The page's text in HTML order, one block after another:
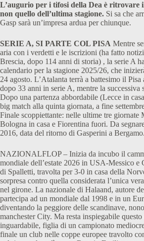
L’augurio per i tifosi della Dea è ritrovare
non quello dell’ultima stagione. Si sa che
Gasp sarà un’impresa ardua per chiunque.
SERIE A, SI PARTE COL PISA Mentre
aria con i verdetti e le iscrizioni (ha fatto
Brescia, dopo 114 anni di storia) , la serie A
calendario per la stagione 2025/26, che
24 agosto. L’Atalanta terrà a battesimo il
dopo 33 anni in serie A, mentre la successiva
Dopo una partenza abbordabile (Lecce in
big match alla quinta giornata, a fine
Finale scoppiettante: nelle ultime tre giornate
Bologna in casa e Fiorentina fuori. Da
2016, data del ritorno di Gasperini a Bergamo.
NAZIONALFLOP – Inizia da incubo il
mondiale dell’estate 2026 in USA-Messico e
di Spalletti, travolta per 3-0 in casa della
sorpresa contro quella considerata l’unica
nel girone. La nazionale di Halaand, autore
partecipa ad un mondiale dal 1998 e in un
diventando la peggiore delle scandinave,
manchester City. Ma resta inspiegabile
inguardabile, figlia di un campionato
finale un club nelle coppe europee travolto